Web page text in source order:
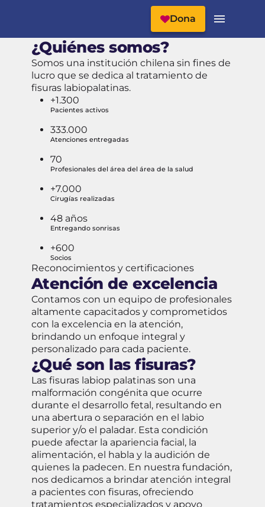
Cabecera del Sitio
Dona
¿Quiénes somos?
Somos una institución chilena sin fines de
lucro que se dedica al tratamiento de
fisuras labiopalatinas.
+1.300
Pacientes activos
333.000
Atenciones entregadas
70
Profesionales del área del área de la salud
+7.000
Cirugías realizadas
48 años
Entregando sonrisas
+600
Socios
Reconocimientos y certificaciones
Atención de excelencia
Contamos con un equipo de profesionales
altamente capacitados y comprometidos
con la excelencia en la atención,
brindando un enfoque integral y
personalizado para cada paciente.
¿Qué son las fisuras?
Las fisuras labiop palatinas son una
malformación congénita que ocurre
durante el desarrollo fetal, resultando en
una abertura o separación en el labio
superior y/o el paladar. Esta condición
puede afectar la apariencia facial, la
alimentación, el habla y la audición de
quienes la padecen. En nuestra fundación,
nos dedicamos a brindar atención integral
a pacientes con fisuras, ofreciendo
tratamientos especializados y apoyo